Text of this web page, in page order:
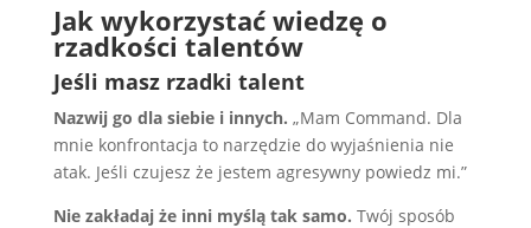
Jak wykorzystać wiedzę o
rzadkości talentów
Jeśli masz rzadki talent
Nazwij go dla siebie i innych. „Mam Command. Dla
mnie konfrontacja to narzędzie do wyjaśnienia nie
atak. Jeśli czujesz że jestem agresywny powiedz mi.”
Nie zakładaj że inni myślą tak samo. Twój sposób